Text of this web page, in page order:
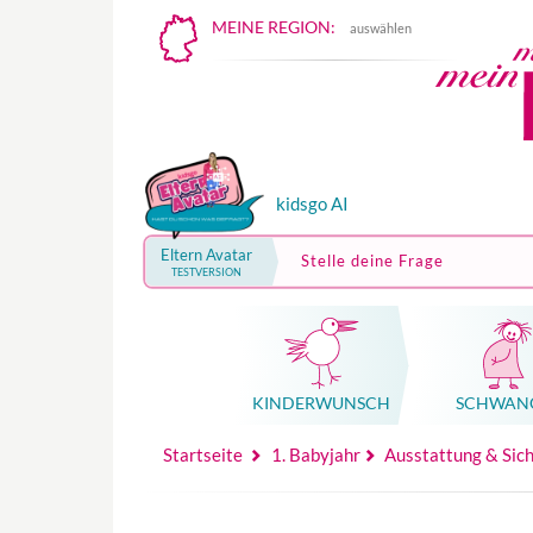
MEINE REGION: auswählen
kidsgo AI
Eltern Avatar
TESTVERSION
Stelle deine Frage
KINDER­WUNSCH
Startseite 1. Babyjahr Ausstattung &